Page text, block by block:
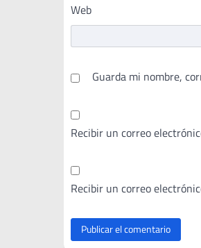
Web
Guarda mi nombre,
Recibir un correo
Recibir un correo